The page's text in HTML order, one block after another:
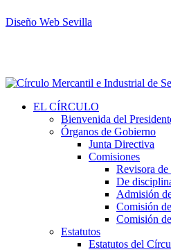
Diseño Web Sevilla
EL CÍRCULO
Bienvenida del
Órganos de Gobierno
Junta Directiva
Comisiones
Revisora de
De
Admisión
Comisión
Comisión
Estatutos
Estatutos del